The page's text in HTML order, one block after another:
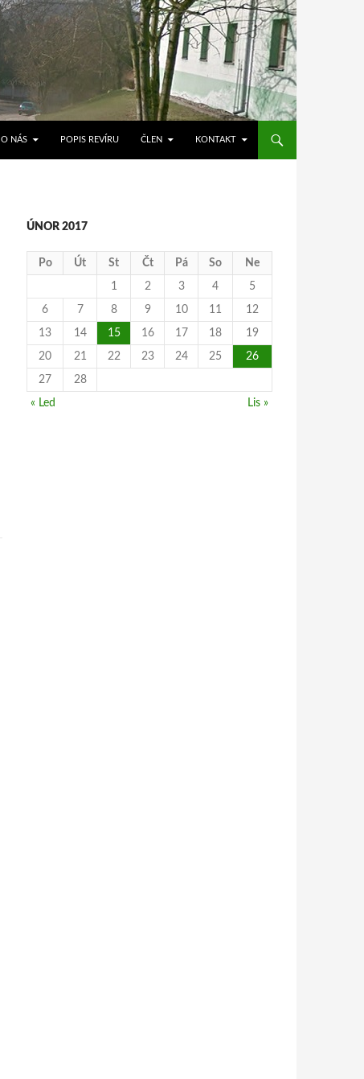
O NÁS POPIS REVÍRU ČLEN KONTAKT
ÚNOR 2017
Po Út St Čt Pá So Ne
1 2 3 4 5
6 7 8 9 10 11 12
13 14 15 16 17 18 19
20 21 22 23 24 25 26
27 28
« Led Lis »